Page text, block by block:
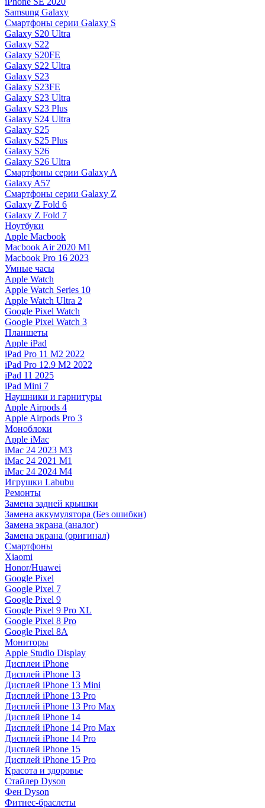
Samsung Galaxy
Смартфоны серии Galaxy S
Galaxy S20 Ultra
Galaxy S22
Galaxy S20FE
Galaxy S22 Ultra
Galaxy S23
Galaxy S23FE
Galaxy S23 Ultra
Galaxy S23 Plus
Galaxy S24 Ultra
Galaxy S25
Galaxy S25 Plus
Galaxy S26
Galaxy S26 Ultra
Смартфоны серии Galaxy A
Galaxy A57
Смартфоны серии Galaxy Z
Galaxy Z Fold 6
Galaxy Z Fold 7
Ноутбуки
Apple Macbook
Macbook Air 2020 M1
Macbook Pro 16 2023
Умные часы
Apple Watch
Apple Watch Series 10
Apple Watch Ultra 2
Google Pixel Watch
Google Pixel Watch 3
Планшеты
Apple iPad
iPad Pro 11 M2 2022
iPad Pro 12.9 M2 2022
iPad 11 2025
iPad Mini 7
Наушники и гарнитуры
Apple Airpods 4
Apple Airpods Pro 3
Моноблоки
Apple iMac
iMac 24 2023 M3
iMac 24 2021 M1
iMac 24 2024 M4
Игрушки Labubu
Ремонты
Замена задней крышки
Замена аккумулятора (Без ошибки)
Замена экрана (аналог)
Замена экрана (оригинал)
Смартфоны
Xiaomi
Honor/Huawei
Google Pixel
Google Pixel 7
Google Pixel 9
Google Pixel 9 Pro XL
Google Pixel 8 Pro
Google Pixel 8A
Мониторы
Apple Studio Display
Дисплеи iPhone
Дисплей iPhone 13
Дисплей iPhone 13 Mini
Дисплей iPhone 13 Pro
Дисплей iPhone 13 Pro Max
Дисплей iPhone 14
Дисплей iPhone 14 Pro Max
Дисплей iPhone 14 Pro
Дисплей iPhone 15
Дисплей iPhone 15 Pro
Красота и здоровье
Стайлер Dyson
Фен Dyson
Фитнес-браслеты